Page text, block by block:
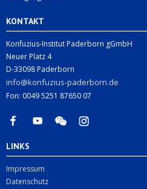
KONTAKT
Konfuzius-Institut Paderborn gGmbH
Neuer Platz 4
D-33098 Paderborn
info@konfuzius-paderborn.de
Fon: 0049 5251 87650 07
LINKS
Impressum
Datenschutz